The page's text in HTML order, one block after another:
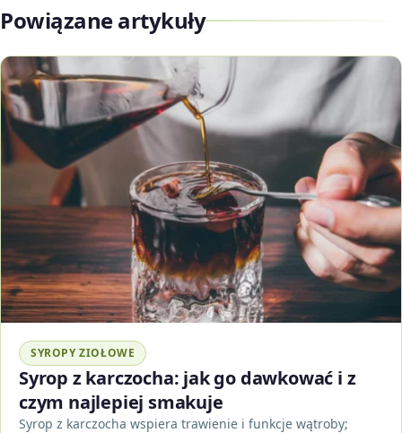
Powiązane artykuły
SYROPY ZIOŁOWE
Syrop z karczocha: jak go dawkować i z
czym najlepiej smakuje
Syrop z karczocha wspiera trawienie i funkcje wątroby;